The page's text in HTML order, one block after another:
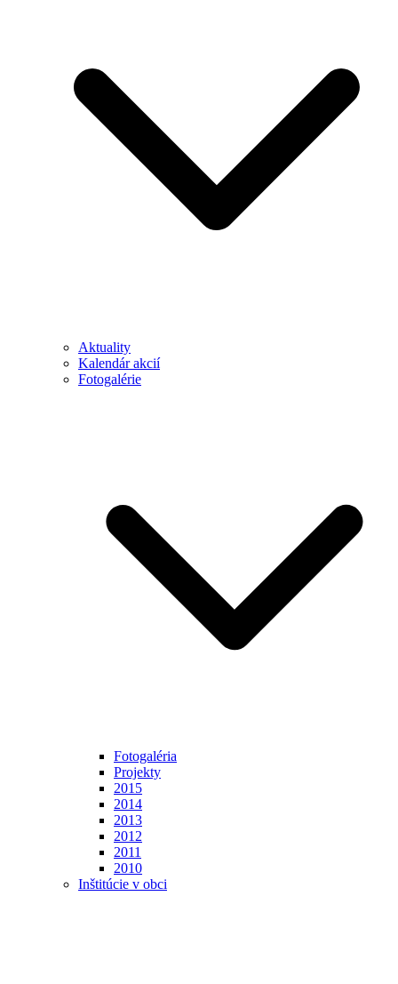
Aktuality
Kalendár akcií
Fotogalérie
Fotogaléria
Projekty
2015
2014
2013
2012
2011
2010
Inštitúcie v obci